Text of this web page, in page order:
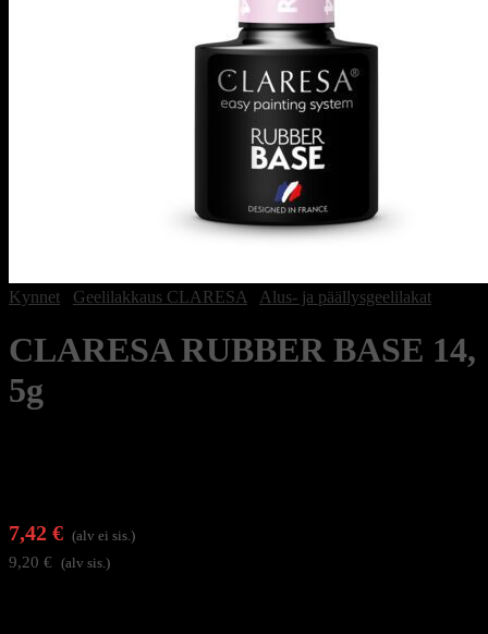
Kynnet Geelilakkaus CLARESA Alus- ja päällysgeelilakat
CLARESA RUBBER BASE 14,
5g
7,42 € (alv ei sis.)
9,20 € (alv sis.)